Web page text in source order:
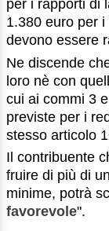
per i rapporti di
1.380 euro per
devono essere
Ne discende
loro nè con
cui ai commi 3
previste per i
stesso articolo
Il contribuente
fruire di più di
minime, potrà
favorevole".